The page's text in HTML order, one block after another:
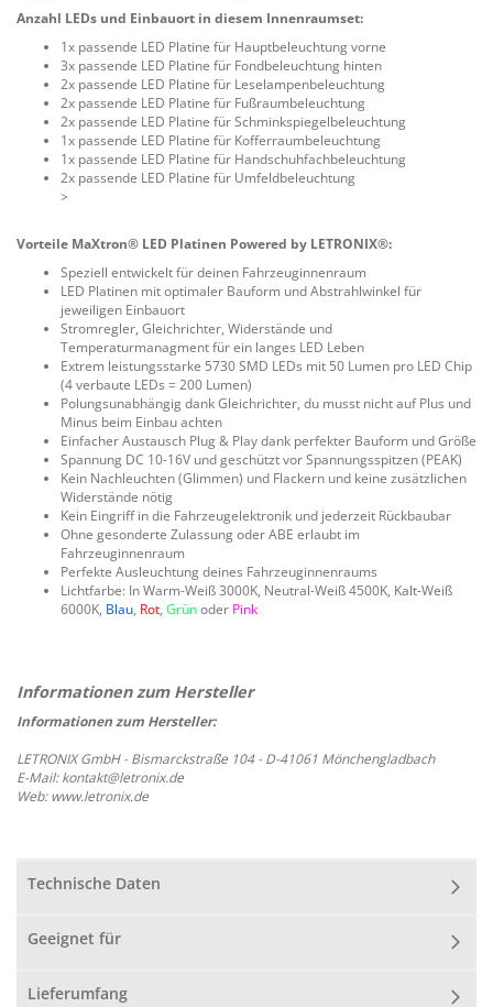
Anzahl LEDs und Einbauort in diesem Innenraumset:
1x passende LED Platine für Hauptbeleuchtung vorne
3x passende LED Platine für Fondbeleuchtung hinten
2x passende LED Platine für Leselampenbeleuchtung
2x passende LED Platine für Fußraumbeleuchtung
2x passende LED Platine für Schminkspiegelbeleuchtung
1x passende LED Platine für Kofferraumbeleuchtung
1x passende LED Platine für Handschuhfachbeleuchtung
2x passende LED Platine für Umfeldbeleuchtung
>
Vorteile MaXtron® LED Platinen Powered by LETRONIX®:
Speziell entwickelt für deinen Fahrzeuginnenraum
LED Platinen mit optimaler Bauform und Abstrahlwinkel für
jeweiligen Einbauort
Stromregler, Gleichrichter, Widerstände und
Temperaturmanagment für ein langes LED Leben
Extrem leistungsstarke 5730 SMD LEDs mit 50 Lumen pro LED Chip
(4 verbaute LEDs = 200 Lumen)
Polungsunabhängig dank Gleichrichter, du musst nicht auf Plus und
Minus beim Einbau achten
Einfacher Austausch Plug & Play dank perfekter Bauform und Größe
Spannung DC 10-16V und geschützt vor Spannungsspitzen (PEAK)
Kein Nachleuchten (Glimmen) und Flackern und keine zusätzlichen
Widerstände nötig
Kein Eingriff in die Fahrzeugelektronik und jederzeit Rückbaubar
Ohne gesonderte Zulassung oder ABE erlaubt im
Fahrzeuginnenraum
Perfekte Ausleuchtung deines Fahrzeuginnenraums
Lichtfarbe: In Warm-Weiß 3000K, Neutral-Weiß 4500K, Kalt-Weiß
6000K, Blau, Rot, Grünoder Pink
Informationen zum Hersteller:
LETRONIX GmbH - Bismarckstraße 104 - D-41061 Mönchengladbach
E-Mail: kontakt@letronix.de
Web: www.letronix.de
Technische Daten
Geeignet für
Lieferumfang